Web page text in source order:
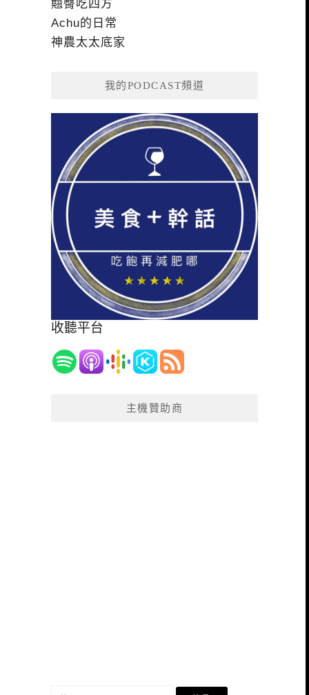
翹臀吃四方
Achu的日常
神農太太底家
我的PODCAST頻道
收聽平台
主機贊助商